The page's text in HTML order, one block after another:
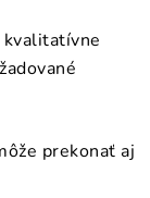
prekonať aj